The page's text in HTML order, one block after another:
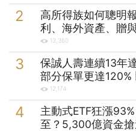
高所得族如何聰明
利、海外資產、贈
13,360
保誠人壽連續13年
部分保單更達120%
踐保戶承諾
12,174
主動式ETF狂漲
至？5,300億資金